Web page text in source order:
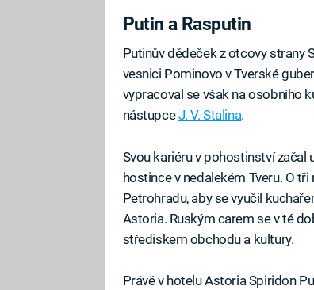
Putin a Rasputin
Putinův dědeček z otcovy strany
vesnici Pominovo v Tverské
vypracoval se však na osobního
nástupceJ. V. Stalina.
Svou kariéru v pohostinství začal
hostince v nedalekém Tveru. O
Petrohradu, aby se vyučil
Astoria. Ruským carem se v té
střediskem obchodu a kultury.
Právě v hotelu Astoria Spiridon